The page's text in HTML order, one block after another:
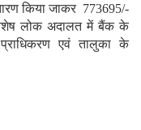
किया जाकर 773695/-
लोक अदालत में बैंक के
एवं तालुका के